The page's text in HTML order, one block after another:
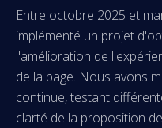
Entre octobre 2025 et
implémenté un projet
l'amélioration de
de la page. Nous avons
continue, testant
clarté de la proposition